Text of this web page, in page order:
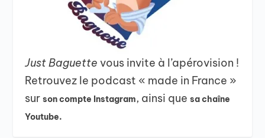
Just Baguettevous invite à l’apérovision !
Retrouvez le podcast « made in France »
surson compte Instagram, ainsi quesa chaîne
Youtube.